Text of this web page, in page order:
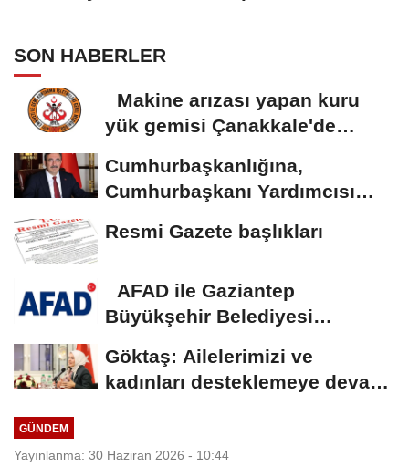
SON HABERLER
Makine arızası yapan kuru
yük gemisi Çanakkale'de
Cumhurbaşkanlığına,
Cumhurbaşkanı Yardımcısı
Resmi Gazete başlıkları
AFAD ile Gaziantep
Büyükşehir Belediyesi
Göktaş: Ailelerimizi ve
kadınları desteklemeye devam
GÜNDEM
Yayınlanma: 30 Haziran 2026 - 10:44